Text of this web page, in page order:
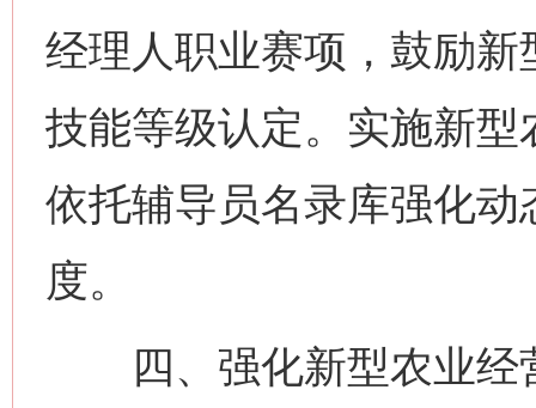
经理人职业赛项，鼓励
技能等级认定。实施新
依托辅导员名录库强化
度。
四、强化新型农业经